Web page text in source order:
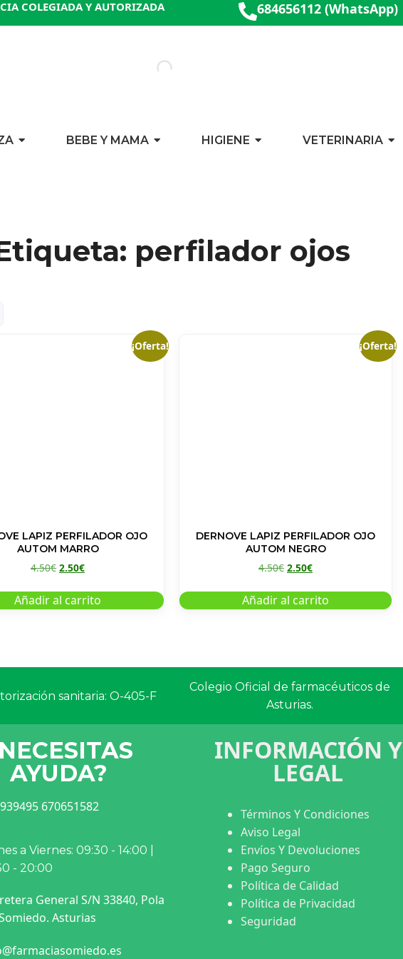
COLEGIADA Y AUTORIZADA 684656112 (WhatsApp)
BEBE Y MAMA HIGIENE VETERINARIA
perfilador ojos
¡Oferta!
LAPIZ PERFILADOR OJO
AUTOM MARRO
4.50€ 2.50€
Añadir al carrito
¡Oferta!
DERNOVE LAPIZ PERFILADOR OJO
AUTOM NEGRO
4.50€ 2.50€
Añadir al carrito
sanitaria: O-405-F
Colegio Oficial de farmacéuticos de
Asturias.
AYUDA?
670651582
a Viernes: 09:30 - 14:00 |
- 20:00
General S/N 33840, Pola
Asturias
INFORMACIÓN Y
LEGAL
Términos Y Condiciones
Aviso Legal
Envíos Y Devoluciones
Pago Seguro
Política de Calidad
Política de Privacidad
Seguridad